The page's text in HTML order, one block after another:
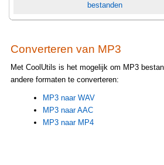
bestanden
Converteren van MP3
Met CoolUtils is het mogelijk om MP3
andere formaten te converteren:
MP3 naar WAV
MP3 naar AAC
MP3 naar MP4